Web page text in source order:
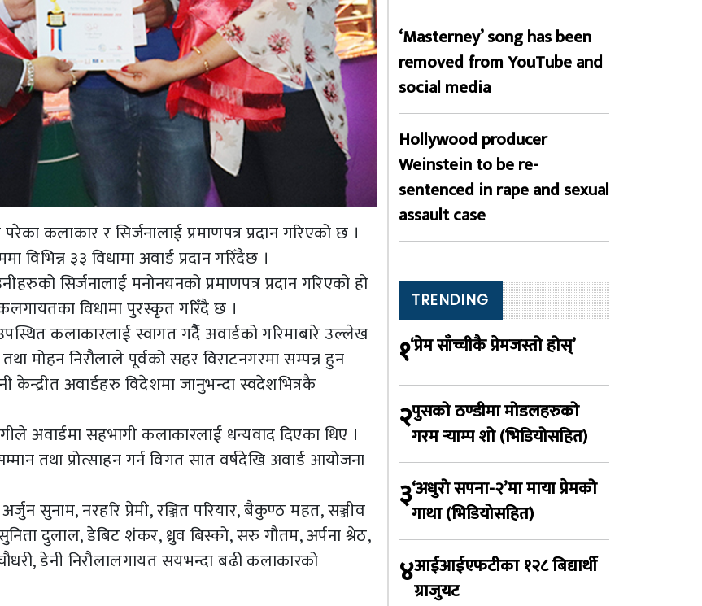
कलाकार र सिर्जनालाई प्रमाणपत्र प्रदान गरिएको छ ।
३३ विधामा अवार्ड प्रदान गरिँदैछ ।
सिर्जनालाई मनोनयनको प्रमाणपत्र प्रदान गरिएको हो
विधामा पुरस्कृत गरिँदै छ ।
कलाकारलाई स्वागत गर्दैै अवार्डको गरिमाबारे उल्लेख
मोहन निरौलाले पूर्वको सहर विराटनगरमा सम्पन्न हुन
केन्द्रीत अवार्डहरु विदेशमा जानुभन्दा स्वदेशभित्रकै
अवार्डमा सहभागी कलाकारलाई धन्यवाद दिएका थिए ।
तथा प्रोत्साहन गर्न विगत सात वर्षदेखि अवार्ड आयोजना
सुनाम, नरहरि प्रेमी, रञ्जित परियार, बैकुण्ठ महत, सञ्जीव
दुलाल, डेबिट शंकर, ध्रुव बिस्को, सरु गौतम, अर्पना श्रेठ,
डेनी निरौलालगायत सयभन्दा बढी कलाकारको
‘Masterney’ song has been
removed from YouTube and
social media
Hollywood producer
Weinstein to be re-
sentenced in rape and sexual
assault case
TRENDING
१‘प्रेम साँच्चीकै प्रेमजस्तो होस्’
२पुसको ठण्डीमा मोडलहरुको
गरम र्‍याम्प शो (भिडियोसहित)
३‘अधुरो सपना-२’मा माया प्रेमको
गाथा (भिडियोसहित)
४आईआईएफटीका १२८ बिद्यार्थी
ग्राजुयट